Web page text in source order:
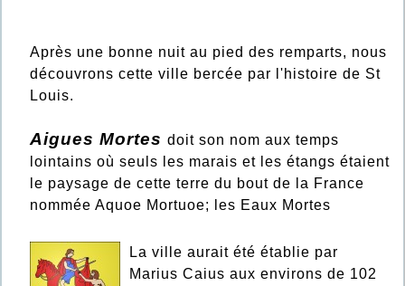
Après une bonne nuit au pied des remparts, nous
découvrons cette ville bercée par l'histoire de St
Louis.
Aigues Mortes doit son nom aux temps
lointains où seuls les marais et les étangs étaient
le paysage de cette terre du bout de la France
nommée Aquoe Mortuoe; les Eaux Mortes
La ville aurait été établie par
Marius Caius aux environs de 102